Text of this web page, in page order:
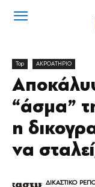
Top ΑΚΡΟΑΤΗΡΙΟ
“άσμα”
η
να
ΔΙΚΑΣΤΙΚΟ